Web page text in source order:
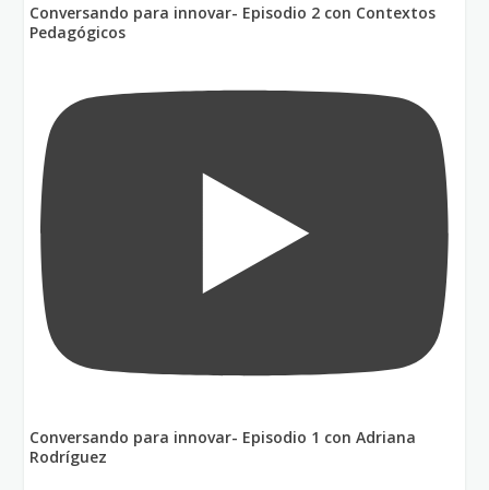
Conversando para innovar- Episodio 2 con Contextos
Pedagógicos
Conversando para innovar- Episodio 1 con Adriana
Rodríguez